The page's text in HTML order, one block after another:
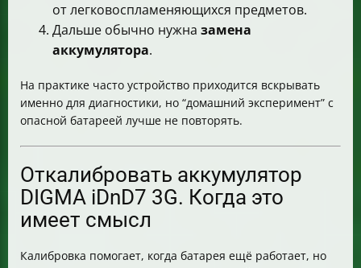
от легковоспламеняющихся предметов.
Дальше обычно нужна замена
аккумулятора.
На практике часто устройство приходится вскрывать
именно для диагностики, но “домашний эксперимент” с
опасной батареей лучше не повторять.
Откалибровать аккумулятор
DIGMA iDnD7 3G. Когда это
имеет смысл
Калибровка помогает, когда батарея ещё работает, но